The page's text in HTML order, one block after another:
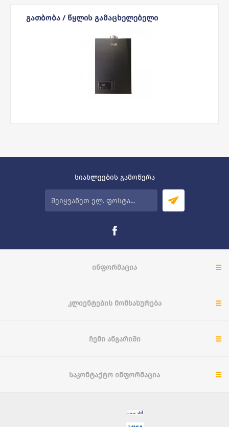
ᲒᲐᲗᲑᲝᲑᲐ / ᲬᲧᲚᲘᲡ ᲒᲐᲛᲐᲪᲮᲔᲚᲔᲑᲔᲚᲘ
სიახლეების გამოწერა
ᲘᲜᲤᲝᲠᲛᲐᲪᲘᲐ
ᲙᲚᲘᲔᲜᲢᲔᲑᲘᲡ ᲛᲝᲛᲡᲐᲮᲣᲠᲔᲑᲐ
ᲩᲔᲛᲘ ᲐᲜᲒᲐᲠᲘᲨᲘ
ᲡᲐᲙᲝᲜᲢᲐᲥᲢᲝ ᲘᲜᲤᲝᲠᲛᲐᲪᲘᲐ